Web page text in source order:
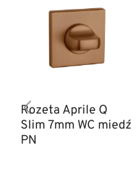
Rozeta Aprile Q
Slim 7mm WC miedź
PN